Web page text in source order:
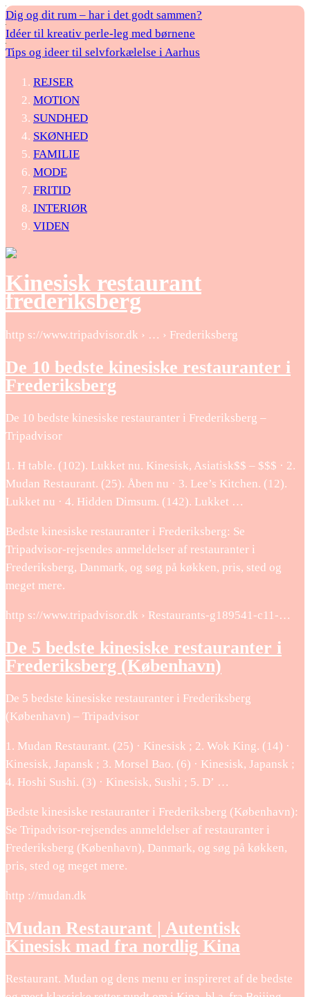
Dig og dit rum – har i det godt sammen?
Idéer til kreativ perle-leg med børnene
Tips og ideer til selvforkælelse i Aarhus
REJSER
MOTION
SUNDHED
SKØNHED
FAMILIE
MODE
FRITID
INTERIØR
VIDEN
Kinesisk restaurant
frederiksberg
http s://www.tripadvisor.dk › … › Frederiksberg
De 10 bedste kinesiske restauranter i
Frederiksberg
De 10 bedste kinesiske restauranter i Frederiksberg –
Tripadvisor
1. H table. (102). Lukket nu. Kinesisk, Asiatisk$$ – $$$ · 2.
Mudan Restaurant. (25). Åben nu · 3. Lee’s Kitchen. (12).
Lukket nu · 4. Hidden Dimsum. (142). Lukket …
Bedste kinesiske restauranter i Frederiksberg: Se
Tripadvisor-rejsendes anmeldelser af restauranter i
Frederiksberg, Danmark, og søg på køkken, pris, sted og
meget mere.
http s://www.tripadvisor.dk › Restaurants-g189541-c11-…
De 5 bedste kinesiske restauranter i
Frederiksberg (København)
De 5 bedste kinesiske restauranter i Frederiksberg
(København) – Tripadvisor
1. Mudan Restaurant. (25) · Kinesisk ; 2. Wok King. (14) ·
Kinesisk, Japansk ; 3. Morsel Bao. (6) · Kinesisk, Japansk ;
4. Hoshi Sushi. (3) · Kinesisk, Sushi ; 5. D’ …
Bedste kinesiske restauranter i Frederiksberg (København):
Se Tripadvisor-rejsendes anmeldelser af restauranter i
Frederiksberg (København), Danmark, og søg på køkken,
pris, sted og meget mere.
http ://mudan.dk
Mudan Restaurant | Autentisk
Kinesisk mad fra nordlig Kina
Restaurant. Mudan og dens menu er inspireret af de bedste